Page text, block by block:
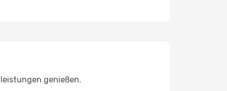
genießen.